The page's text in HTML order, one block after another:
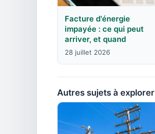
Facture d'énergie
impayée : ce qui peut
arriver, et quand
28 juillet 2026
Autres sujets à explorer